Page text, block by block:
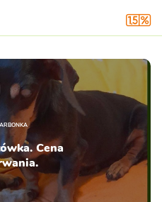
Cena